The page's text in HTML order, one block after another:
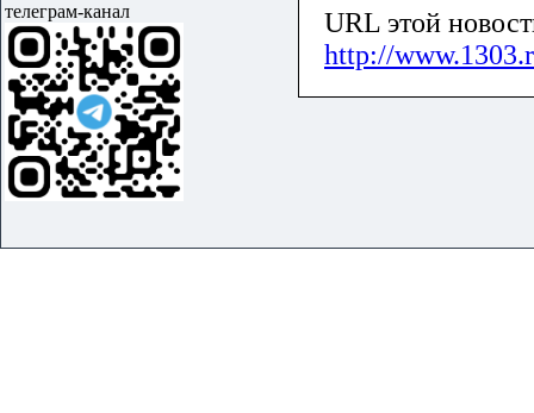
телеграм-канал
URL этой
http://